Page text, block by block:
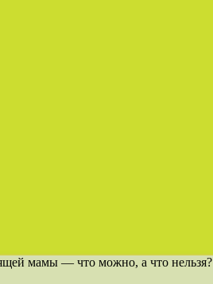
мамы — что можно, а что нельзя?